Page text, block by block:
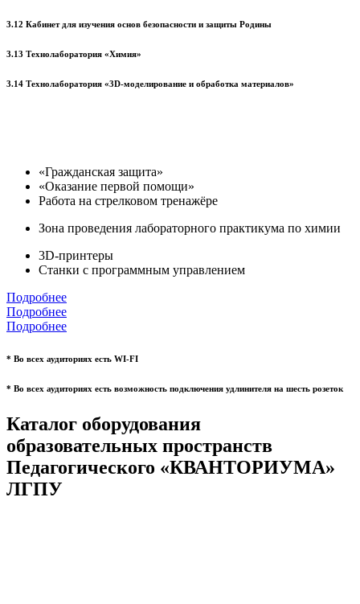
3.12 Кабинет для изучения основ безопасности и защиты Родины
3.13 Технолаборатория «Химия»
3.14 Технолаборатория «3D-моделирование и обработка материалов»
«Гражданская защита»
«Оказание первой помощи»
Работа на стрелковом тренажёре
Зона проведения лабораторного практикума по химии
3D-принтеры
Станки с программным управлением
Подробнее
Подробнее
Подробнее
* Во всех аудиториях есть WI-FI
* Во всех аудиториях есть возможность подключения удлинителя на шесть розеток
Каталог оборудования
образовательных пространств
Педагогического «КВАНТОРИУМА»
ЛГПУ